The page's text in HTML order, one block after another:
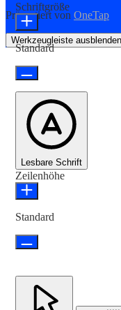
Präsentiert von OneTap
Werkzeugleiste ausblenden
Schriftgröße
Standard
Lesbare Schrift
Zeilenhöhe
Standard